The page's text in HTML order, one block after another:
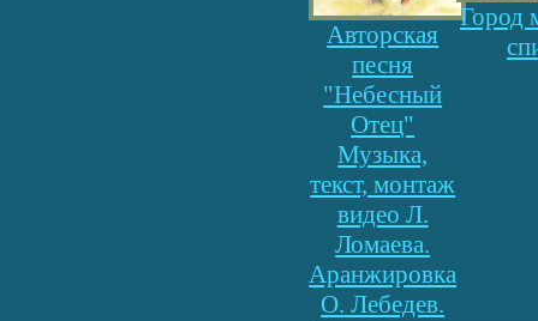
Авторская
песня
"Небесный
Отец"
Музыка,
текст, монтаж
видео Л.
Ломаева.
Аранжировка
О. Лебедев.
Город